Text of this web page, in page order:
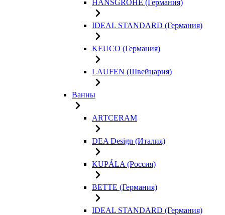
HANSGROHE (Германия)
IDEAL STANDARD (Германия)
KEUCO (Германия)
LAUFEN (Швейцария)
Ванны
ARTCERAM
DEA Design (Италия)
KUPÁLA (Россия)
BETTE (Германия)
IDEAL STANDARD (Германия)